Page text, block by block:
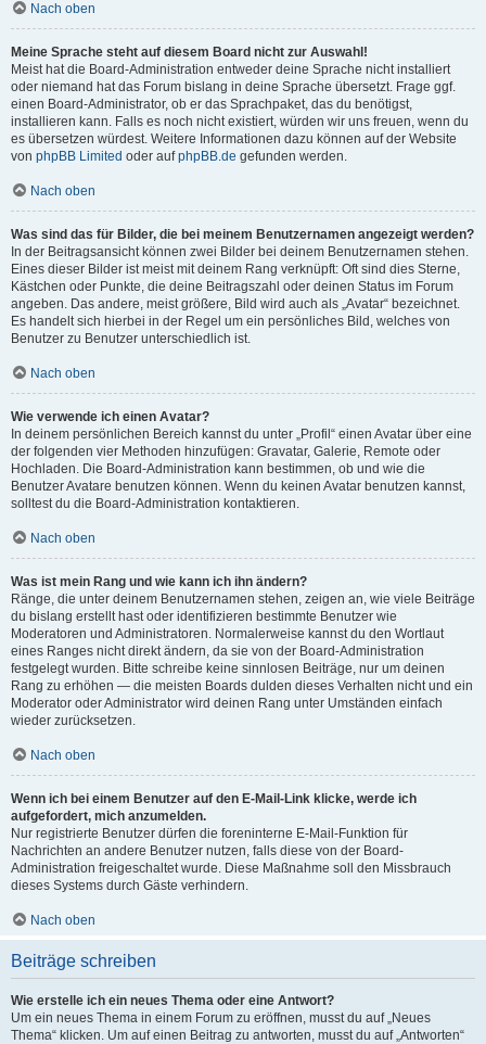
Nach oben
Meine Sprache steht auf diesem Board nicht zur Auswahl!
Meist hat die Board-Administration entweder deine Sprache nicht installiert
oder niemand hat das Forum bislang in deine Sprache übersetzt. Frage ggf.
einen Board-Administrator, ob er das Sprachpaket, das du benötigst,
installieren kann. Falls es noch nicht existiert, würden wir uns freuen, wenn du
es übersetzen würdest. Weitere Informationen dazu können auf der Website
von phpBB Limited oder aufphpBB.de gefunden werden.
Nach oben
Was sind das für Bilder, die bei meinem Benutzernamen angezeigt werden?
In der Beitragsansicht können zwei Bilder bei deinem Benutzernamen stehen.
Eines dieser Bilder ist meist mit deinem Rang verknüpft: Oft sind dies Sterne,
Kästchen oder Punkte, die deine Beitragszahl oder deinen Status im Forum
angeben. Das andere, meist größere, Bild wird auch als „Avatar“ bezeichnet.
Es handelt sich hierbei in der Regel um ein persönliches Bild, welches von
Benutzer zu Benutzer unterschiedlich ist.
Nach oben
Wie verwende ich einen Avatar?
In deinem persönlichen Bereich kannst du unter „Profil“ einen Avatar über eine
der folgenden vier Methoden hinzufügen: Gravatar, Galerie, Remote oder
Hochladen. Die Board-Administration kann bestimmen, ob und wie die
Benutzer Avatare benutzen können. Wenn du keinen Avatar benutzen kannst,
solltest du die Board-Administration kontaktieren.
Nach oben
Was ist mein Rang und wie kann ich ihn ändern?
Ränge, die unter deinem Benutzernamen stehen, zeigen an, wie viele Beiträge
du bislang erstellt hast oder identifizieren bestimmte Benutzer wie
Moderatoren und Administratoren. Normalerweise kannst du den Wortlaut
eines Ranges nicht direkt ändern, da sie von der Board-Administration
festgelegt wurden. Bitte schreibe keine sinnlosen Beiträge, nur um deinen
Rang zu erhöhen — die meisten Boards dulden dieses Verhalten nicht und ein
Moderator oder Administrator wird deinen Rang unter Umständen einfach
wieder zurücksetzen.
Nach oben
Wenn ich bei einem Benutzer auf den E-Mail-Link klicke, werde ich
aufgefordert, mich anzumelden.
Nur registrierte Benutzer dürfen die foreninterne E-Mail-Funktion für
Nachrichten an andere Benutzer nutzen, falls diese von der Board-
Administration freigeschaltet wurde. Diese Maßnahme soll den Missbrauch
dieses Systems durch Gäste verhindern.
Nach oben
Beiträge schreiben
Wie erstelle ich ein neues Thema oder eine Antwort?
Um ein neues Thema in einem Forum zu eröffnen, musst du auf „Neues
Thema“ klicken. Um auf einen Beitrag zu antworten, musst du auf „Antworten“